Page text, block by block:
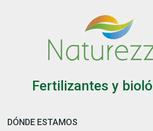
Fertilizantes y
DÓNDE ESTAMOS